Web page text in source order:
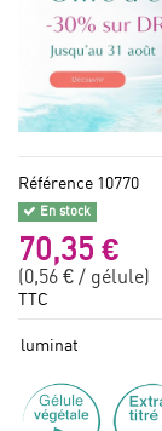
Référence 10770
En stock
70,35 €
(0,56 € / gélule)
TTC
luminat